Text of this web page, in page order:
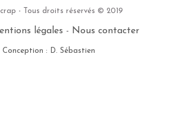
- Tous droits réservés © 2019
légales - Nous contacter
Conception : D. Sébastien